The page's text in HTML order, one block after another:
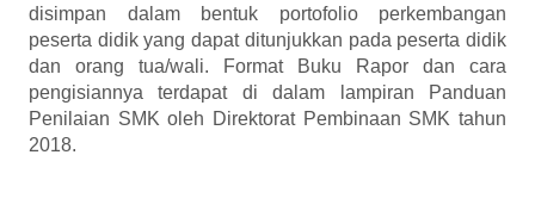
disimpan dalam bentuk portofolio perkembangan
peserta didik yang dapat ditunjukkan pada peserta didik
dan orang tua/wali. Format Buku Rapor dan cara
pengisiannya terdapat di dalam lampiran Panduan
Penilaian SMK oleh Direktorat Pembinaan SMK tahun
2018.